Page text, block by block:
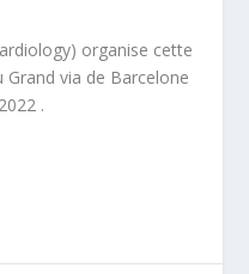
organise cette
via de Barcelone
.